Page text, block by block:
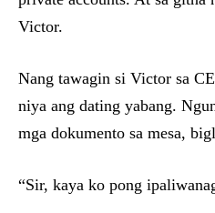
Victor.
Nang tawagin si Victor sa
niya ang dating yabang.
mga dokumento sa mesa,
“Sir, kaya ko pong